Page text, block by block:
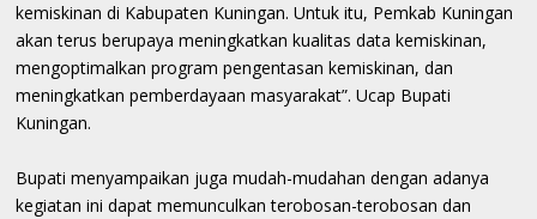
kemiskinan di Kabupaten Kuningan. Untuk itu, Pemkab Kuningan
akan terus berupaya meningkatkan kualitas data kemiskinan,
mengoptimalkan program pengentasan kemiskinan, dan
meningkatkan pemberdayaan masyarakat”. Ucap Bupati
Kuningan.
Bupati menyampaikan juga mudah-mudahan dengan adanya
kegiatan ini dapat memunculkan terobosan-terobosan dan